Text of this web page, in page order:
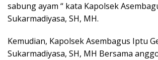
sabung ayam “ kata Kapolsek
Sukarmadiyasa, SH, MH.
Kemudian, Kapolsek Asembagus Iptu
Sukarmadiyasa, SH, MH Bersama